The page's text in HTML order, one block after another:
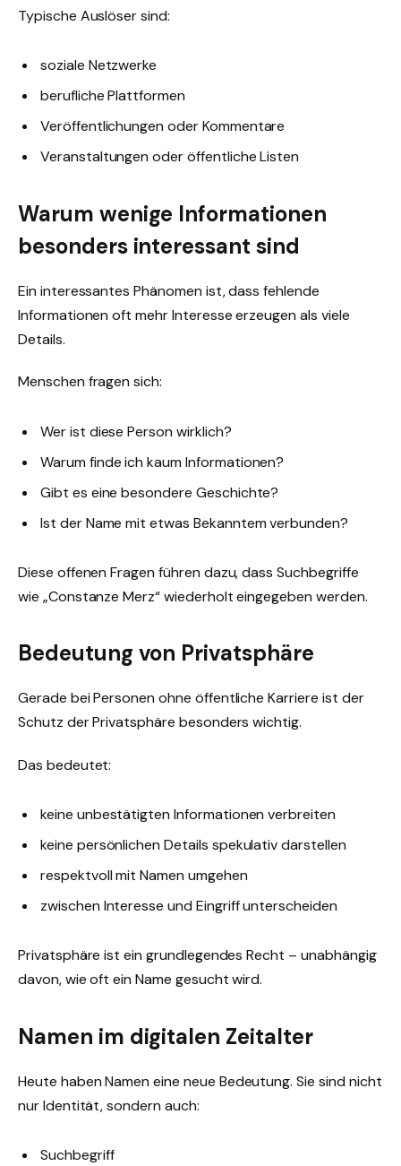
Typische Auslöser sind:
soziale Netzwerke
berufliche Plattformen
Veröffentlichungen oder Kommentare
Veranstaltungen oder öffentliche Listen
Warum wenige Informationen
besonders interessant sind
Ein interessantes Phänomen ist, dass fehlende
Informationen oft mehr Interesse erzeugen als viele
Details.
Menschen fragen sich:
Wer ist diese Person wirklich?
Warum finde ich kaum Informationen?
Gibt es eine besondere Geschichte?
Ist der Name mit etwas Bekanntem verbunden?
Diese offenen Fragen führen dazu, dass Suchbegriffe
wie „Constanze Merz“ wiederholt eingegeben werden.
Bedeutung von Privatsphäre
Gerade bei Personen ohne öffentliche Karriere ist der
Schutz der Privatsphäre besonders wichtig.
Das bedeutet:
keine unbestätigten Informationen verbreiten
keine persönlichen Details spekulativ darstellen
respektvoll mit Namen umgehen
zwischen Interesse und Eingriff unterscheiden
Privatsphäre ist ein grundlegendes Recht – unabhängig
davon, wie oft ein Name gesucht wird.
Namen im digitalen Zeitalter
Heute haben Namen eine neue Bedeutung. Sie sind nicht
nur Identität, sondern auch:
Suchbegriff